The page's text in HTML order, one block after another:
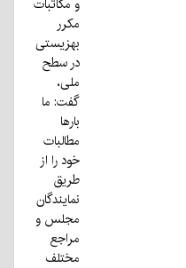
مکرر
بهزیستی
در سطح
ملی،
گفت: ما
بارها
مطالبات
خود را از
طریق
نمایندگان
مجلس و
مراجع
مختلف